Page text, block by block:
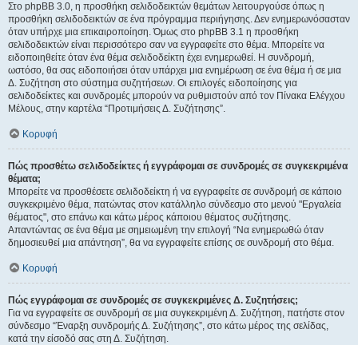
Στο phpBB 3.0, η προσθήκη σελιδοδεικτών θεμάτων λειτουργούσε όπως η
προσθήκη σελιδοδεικτών σε ένα πρόγραμμα περιήγησης. Δεν ενημερωνόσασταν
όταν υπήρχε μια επικαιροποίηση. Όμως στο phpBB 3.1 η προσθήκη
σελιδοδεικτών είναι περισσότερο σαν να εγγραφείτε στο θέμα. Μπορείτε να
ειδοποιηθείτε όταν ένα θέμα σελιδοδείκτη έχει ενημερωθεί. Η συνδρομή,
ωστόσο, θα σας ειδοποιήσει όταν υπάρχει μια ενημέρωση σε ένα θέμα ή σε μια
Δ. Συζήτηση στο σύστημα συζητήσεων. Οι επιλογές ειδοποίησης για
σελιδοδείκτες και συνδρομές μπορούν να ρυθμιστούν από τον Πίνακα Ελέγχου
Μέλους, στην καρτέλα “Προτιμήσεις Δ. Συζήτησης”.
Κορυφή
Πώς προσθέτω σελιδοδείκτες ή εγγράφομαι σε συνδρομές σε συγκεκριμένα
θέματα;
Μπορείτε να προσθέσετε σελιδοδείκτη ή να εγγραφείτε σε συνδρομή σε κάποιο
συγκεκριμένο θέμα, πατώντας στον κατάλληλο σύνδεσμο στο μενού "Εργαλεία
θέματος", στο επάνω και κάτω μέρος κάποιου θέματος συζήτησης.
Απαντώντας σε ένα θέμα με σημειωμένη την επιλογή “Να ενημερωθώ όταν
δημοσιευθεί μια απάντηση”, θα να εγγραφείτε επίσης σε συνδρομή στο θέμα.
Κορυφή
Πώς εγγράφομαι σε συνδρομές σε συγκεκριμένες Δ. Συζητήσεις;
Για να εγγραφείτε σε συνδρομή σε μια συγκεκριμένη Δ. Συζήτηση, πατήστε στον
σύνδεσμο “Έναρξη συνδρομής Δ. Συζήτησης”, στο κάτω μέρος της σελίδας,
κατά την είσοδό σας στη Δ. Συζήτηση.